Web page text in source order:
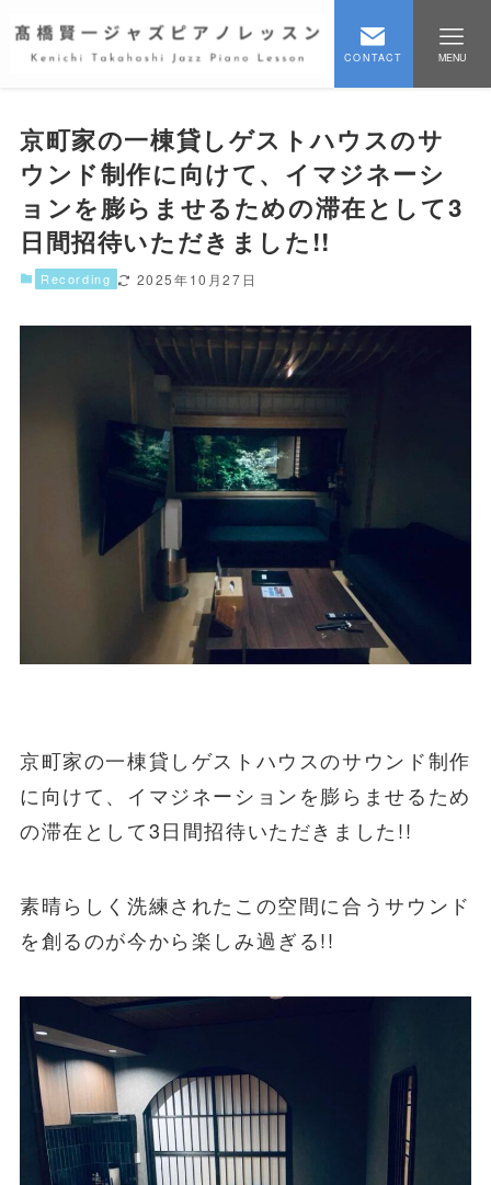
CONTACT MENU
京町家の一棟貸しゲストハウスのサ
ウンド制作に向けて、イマジネーシ
ョンを膨らませるための滞在として3
日間招待いただきました!!
Recording 2025年10月27日
京町家の一棟貸しゲストハウスのサウンド制作
に向けて、イマジネーションを膨らませるため
の滞在として3日間招待いただきました!!
素晴らしく洗練されたこの空間に合うサウンド
を創るのが今から楽しみ過ぎる!!